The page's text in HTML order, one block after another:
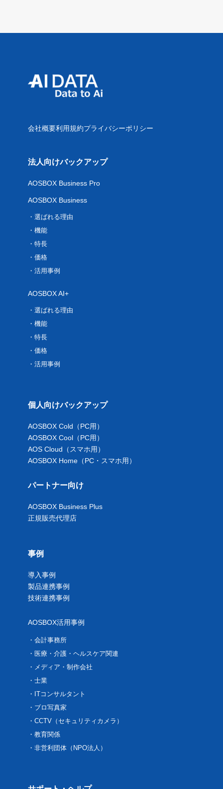
会社概要利用規約プライバシーポリシー
法人向けバックアップ
AOSBOX Business Pro
AOSBOX Business
選ばれる理由
機能
特長
価格
活用事例
AOSBOX AI+
選ばれる理由
機能
特長
価格
活用事例
個人向けバックアップ
AOSBOX Cold（PC用）
AOSBOX Cool（PC用）
AOS Cloud（スマホ用）
AOSBOX Home（PC・スマホ用）
パートナー向け
AOSBOX Business Plus
正規販売代理店
事例
導入事例
製品連携事例
技術連携事例
AOSBOX活用事例
会計事務所
医療・介護・ヘルスケア関連
メディア・制作会社
士業
ITコンサルタント
ブロ写真家
CCTV（セキュリティカメラ）
教育関係
非営利団体（NPO法人）